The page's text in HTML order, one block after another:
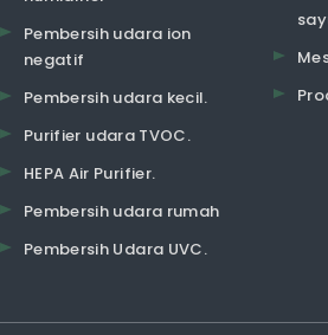
Pembersih udara ion
negatif
Pembersih udara kecil.
Purifier udara TVOC.
HEPA Air Purifier.
Pembersih udara rumah
Pembersih Udara UVC.